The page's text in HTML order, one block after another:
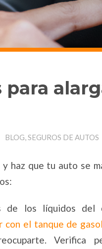
para
BLOG, SEGUROS DE AUTOS
haz que tu auto se
de los líquidos del
con el tanque de
Verifica